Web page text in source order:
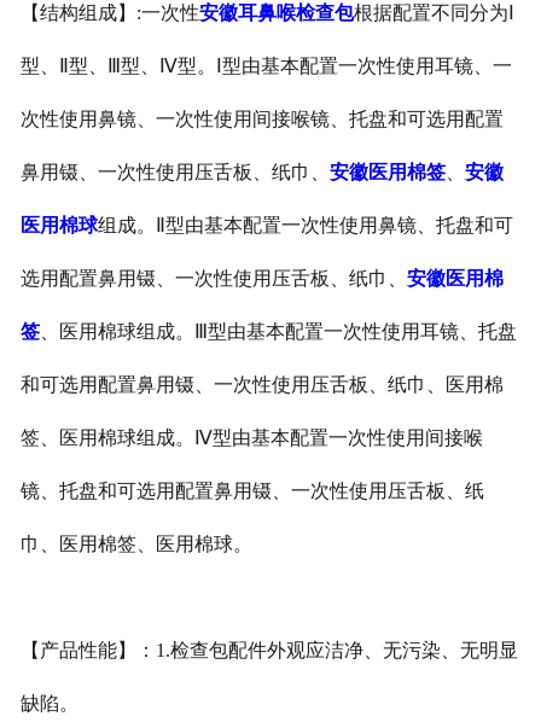
【结构组成】:一次性安徽耳鼻喉检查包根据配置不同分为Ⅰ
型、Ⅱ型、Ⅲ型、Ⅳ型。Ⅰ型由基本配置一次性使用耳镜、一
次性使用鼻镜、一次性使用间接喉镜、托盘和可选用配置
鼻用镊、一次性使用压舌板、纸巾、 安徽医用棉签、 安徽
医用棉球组成。Ⅱ型由基本配置一次性使用鼻镜、托盘和可
选用配置鼻用镊、一次性使用压舌板、纸巾、 安徽医用棉
签、医用棉球组成。Ⅲ型由基本配置一次性使用耳镜、托盘
和可选用配置鼻用镊、一次性使用压舌板、纸巾、医用棉
签、医用棉球组成。Ⅳ型由基本配置一次性使用间接喉
镜、托盘和可选用配置鼻用镊、一次性使用压舌板、纸
巾、医用棉签、医用棉球。
【产品性能】：1.检查包配件外观应洁净、无污染、无明显
缺陷。